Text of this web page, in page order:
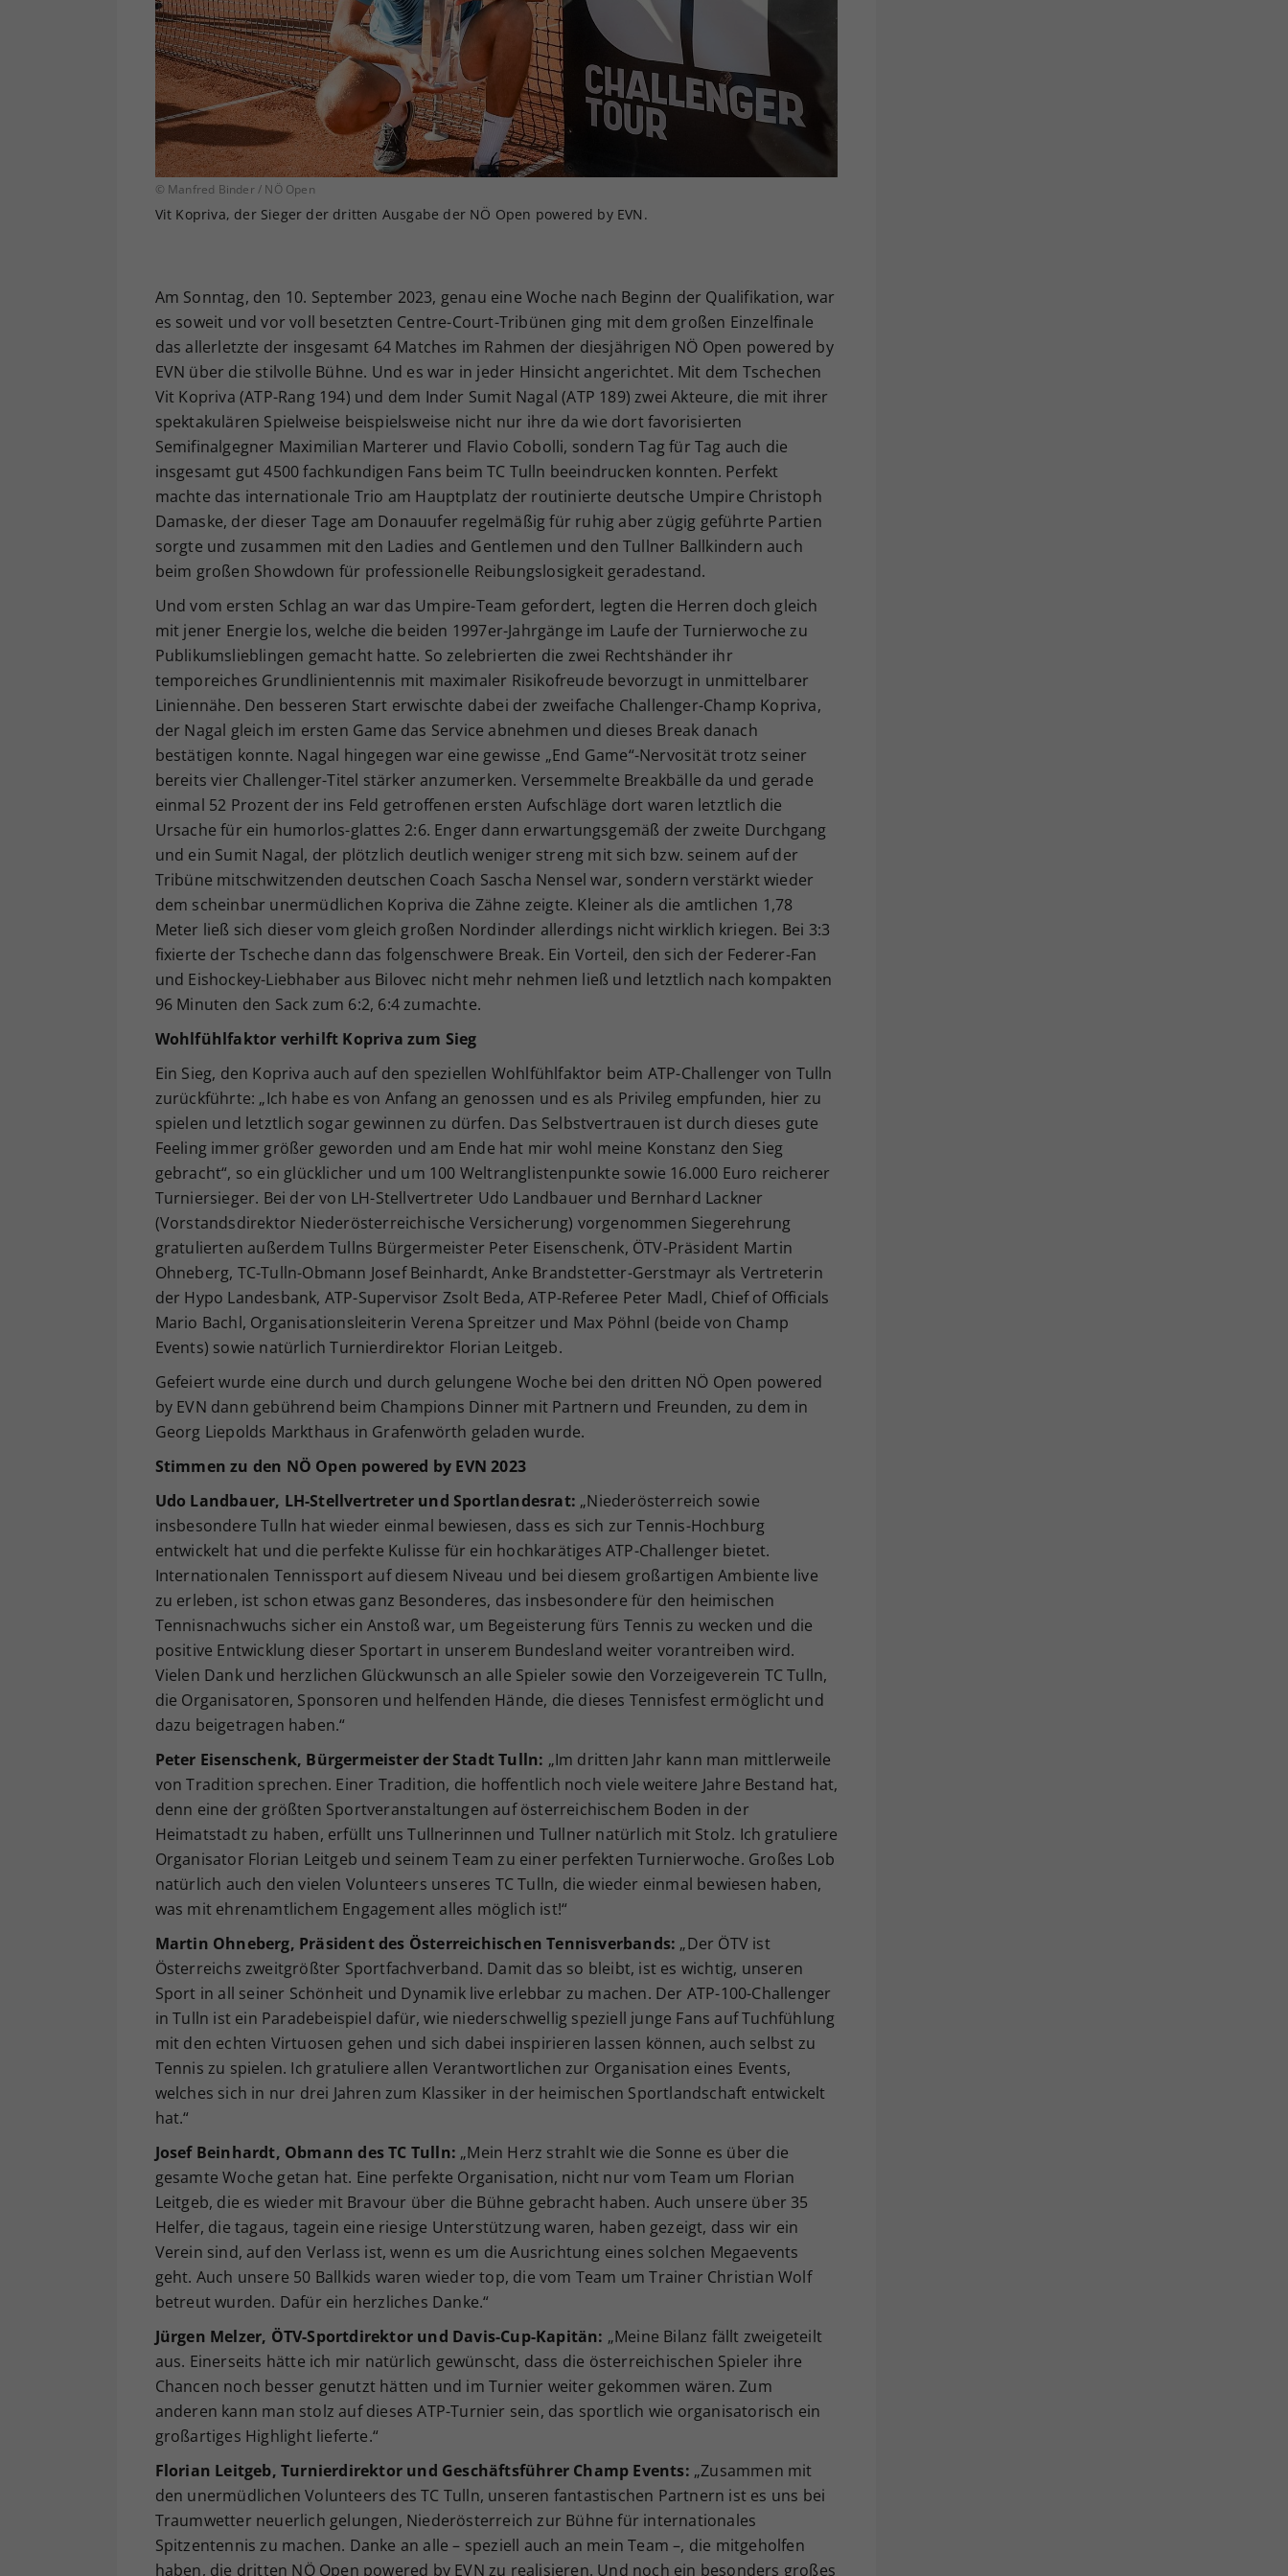
© Manfred Binder / NÖ Open
Vit Kopriva, der Sieger der dritten Ausgabe der NÖ Open powered by EVN.
Am Sonntag, den 10. September 2023, genau eine Woche nach Beginn der Qualifikation, war
es soweit und vor voll besetzten Centre-Court-Tribünen ging mit dem großen Einzelfinale
das allerletzte der insgesamt 64 Matches im Rahmen der diesjährigen NÖ Open powered by
EVN über die stilvolle Bühne. Und es war in jeder Hinsicht angerichtet. Mit dem Tschechen
Vit Kopriva (ATP-Rang 194) und dem Inder Sumit Nagal (ATP 189) zwei Akteure, die mit ihrer
spektakulären Spielweise beispielsweise nicht nur ihre da wie dort favorisierten
Semifinalgegner Maximilian Marterer und Flavio Cobolli, sondern Tag für Tag auch die
insgesamt gut 4500 fachkundigen Fans beim TC Tulln beeindrucken konnten. Perfekt
machte das internationale Trio am Hauptplatz der routinierte deutsche Umpire Christoph
Damaske, der dieser Tage am Donauufer regelmäßig für ruhig aber zügig geführte Partien
sorgte und zusammen mit den Ladies and Gentlemen und den Tullner Ballkindern auch
beim großen Showdown für professionelle Reibungslosigkeit geradestand.
Und vom ersten Schlag an war das Umpire-Team gefordert, legten die Herren doch gleich
mit jener Energie los, welche die beiden 1997er-Jahrgänge im Laufe der Turnierwoche zu
Publikumslieblingen gemacht hatte. So zelebrierten die zwei Rechtshänder ihr
temporeiches Grundlinientennis mit maximaler Risikofreude bevorzugt in unmittelbarer
Liniennähe. Den besseren Start erwischte dabei der zweifache Challenger-Champ Kopriva,
der Nagal gleich im ersten Game das Service abnehmen und dieses Break danach
bestätigen konnte. Nagal hingegen war eine gewisse „End Game“-Nervosität trotz seiner
bereits vier Challenger-Titel stärker anzumerken. Versemmelte Breakbälle da und gerade
einmal 52 Prozent der ins Feld getroffenen ersten Aufschläge dort waren letztlich die
Ursache für ein humorlos-glattes 2:6. Enger dann erwartungsgemäß der zweite Durchgang
und ein Sumit Nagal, der plötzlich deutlich weniger streng mit sich bzw. seinem auf der
Tribüne mitschwitzenden deutschen Coach Sascha Nensel war, sondern verstärkt wieder
dem scheinbar unermüdlichen Kopriva die Zähne zeigte. Kleiner als die amtlichen 1,78
Meter ließ sich dieser vom gleich großen Nordinder allerdings nicht wirklich kriegen. Bei 3:3
fixierte der Tscheche dann das folgenschwere Break. Ein Vorteil, den sich der Federer-Fan
und Eishockey-Liebhaber aus Bilovec nicht mehr nehmen ließ und letztlich nach kompakten
96 Minuten den Sack zum 6:2, 6:4 zumachte.
Wohlfühlfaktor verhilft Kopriva zum Sieg
Ein Sieg, den Kopriva auch auf den speziellen Wohlfühlfaktor beim ATP-Challenger von Tulln
zurückführte: „Ich habe es von Anfang an genossen und es als Privileg empfunden, hier zu
spielen und letztlich sogar gewinnen zu dürfen. Das Selbstvertrauen ist durch dieses gute
Feeling immer größer geworden und am Ende hat mir wohl meine Konstanz den Sieg
gebracht“, so ein glücklicher und um 100 Weltranglistenpunkte sowie 16.000 Euro reicherer
Turniersieger. Bei der von LH-Stellvertreter Udo Landbauer und Bernhard Lackner
(Vorstandsdirektor Niederösterreichische Versicherung) vorgenommen Siegerehrung
gratulierten außerdem Tullns Bürgermeister Peter Eisenschenk, ÖTV-Präsident Martin
Ohneberg, TC-Tulln-Obmann Josef Beinhardt, Anke Brandstetter-Gerstmayr als Vertreterin
der Hypo Landesbank, ATP-Supervisor Zsolt Beda, ATP-Referee Peter Madl, Chief of Officials
Mario Bachl, Organisationsleiterin Verena Spreitzer und Max Pöhnl (beide von Champ
Events) sowie natürlich Turnierdirektor Florian Leitgeb.
Gefeiert wurde eine durch und durch gelungene Woche bei den dritten NÖ Open powered
by EVN dann gebührend beim Champions Dinner mit Partnern und Freunden, zu dem in
Georg Liepolds Markthaus in Grafenwörth geladen wurde.
Stimmen zu den NÖ Open powered by EVN 2023
Udo Landbauer, LH-Stellvertreter und Sportlandesrat: „Niederösterreich sowie
insbesondere Tulln hat wieder einmal bewiesen, dass es sich zur Tennis-Hochburg
entwickelt hat und die perfekte Kulisse für ein hochkarätiges ATP-Challenger bietet.
Internationalen Tennissport auf diesem Niveau und bei diesem großartigen Ambiente live
zu erleben, ist schon etwas ganz Besonderes, das insbesondere für den heimischen
Tennisnachwuchs sicher ein Anstoß war, um Begeisterung fürs Tennis zu wecken und die
positive Entwicklung dieser Sportart in unserem Bundesland weiter vorantreiben wird.
Vielen Dank und herzlichen Glückwunsch an alle Spieler sowie den Vorzeigeverein TC Tulln,
die Organisatoren, Sponsoren und helfenden Hände, die dieses Tennisfest ermöglicht und
dazu beigetragen haben.“
Peter Eisenschenk, Bürgermeister der Stadt Tulln: „Im dritten Jahr kann man mittlerweile
von Tradition sprechen. Einer Tradition, die hoffentlich noch viele weitere Jahre Bestand hat,
denn eine der größten Sportveranstaltungen auf österreichischem Boden in der
Heimatstadt zu haben, erfüllt uns Tullnerinnen und Tullner natürlich mit Stolz. Ich gratuliere
Organisator Florian Leitgeb und seinem Team zu einer perfekten Turnierwoche. Großes Lob
natürlich auch den vielen Volunteers unseres TC Tulln, die wieder einmal bewiesen haben,
was mit ehrenamtlichem Engagement alles möglich ist!“
Martin Ohneberg, Präsident des Österreichischen Tennisverbands: „Der ÖTV ist
Österreichs zweitgrößter Sportfachverband. Damit das so bleibt, ist es wichtig, unseren
Sport in all seiner Schönheit und Dynamik live erlebbar zu machen. Der ATP-100-Challenger
in Tulln ist ein Paradebeispiel dafür, wie niederschwellig speziell junge Fans auf Tuchfühlung
mit den echten Virtuosen gehen und sich dabei inspirieren lassen können, auch selbst zu
Tennis zu spielen. Ich gratuliere allen Verantwortlichen zur Organisation eines Events,
welches sich in nur drei Jahren zum Klassiker in der heimischen Sportlandschaft entwickelt
hat.“
Josef Beinhardt, Obmann des TC Tulln: „Mein Herz strahlt wie die Sonne es über die
gesamte Woche getan hat. Eine perfekte Organisation, nicht nur vom Team um Florian
Leitgeb, die es wieder mit Bravour über die Bühne gebracht haben. Auch unsere über 35
Helfer, die tagaus, tagein eine riesige Unterstützung waren, haben gezeigt, dass wir ein
Verein sind, auf den Verlass ist, wenn es um die Ausrichtung eines solchen Megaevents
geht. Auch unsere 50 Ballkids waren wieder top, die vom Team um Trainer Christian Wolf
betreut wurden. Dafür ein herzliches Danke.“
Jürgen Melzer, ÖTV-Sportdirektor und Davis-Cup-Kapitän: „Meine Bilanz fällt zweigeteilt
aus. Einerseits hätte ich mir natürlich gewünscht, dass die österreichischen Spieler ihre
Chancen noch besser genutzt hätten und im Turnier weiter gekommen wären. Zum
anderen kann man stolz auf dieses ATP-Turnier sein, das sportlich wie organisatorisch ein
großartiges Highlight lieferte.“
Florian Leitgeb, Turnierdirektor und Geschäftsführer Champ Events: „Zusammen mit
den unermüdlichen Volunteers des TC Tulln, unseren fantastischen Partnern ist es uns bei
Traumwetter neuerlich gelungen, Niederösterreich zur Bühne für internationales
Spitzentennis zu machen. Danke an alle – speziell auch an mein Team –, die mitgeholfen
haben, die dritten NÖ Open powered by EVN zu realisieren. Und noch ein besonders großes
Ihrer vorgenommen Einstellungen, falls der
Webseiten-Betreiber dies eingestellt hat.